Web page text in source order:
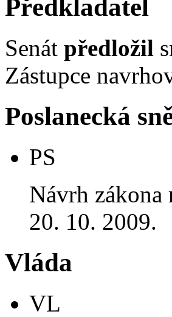
Předkladatel
Senát předložil
Zástupce
Poslanecká
PS
Návrh
20. 10. 2009.
Vláda
VL